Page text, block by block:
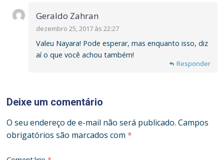
Responder
Geraldo Zahran
dezembro 25, 2017 às 22:27
Valeu Nayara! Pode esperar, mas enquanto isso, diz
aí o que você achou também!
Responder
Deixe um comentário
O seu endereço de e-mail não será publicado. Campos
obrigatórios são marcados com*